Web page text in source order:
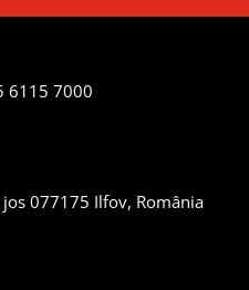
6115 7000
077175 Ilfov, România